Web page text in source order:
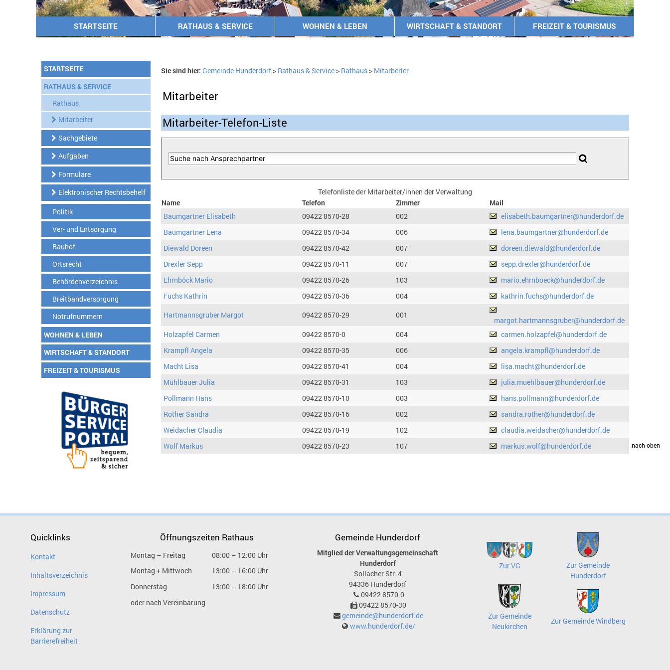
STARTSEITE RATHAUS & SERVICE WOHNEN & LEBEN WIRTSCHAFT & STANDORT FREIZEIT & TOURISMUS
STARTSEITE
RATHAUS & SERVICE
Rathaus
Mitarbeiter
Sachgebiete
Aufgaben
Formulare
Elektronischer Rechtsbehelf
Politik
Ver- und Entsorgung
Bauhof
Ortsrecht
Behördenverzeichnis
Breitbandversorgung
Notrufnummern
WOHNEN & LEBEN
WIRTSCHAFT & STANDORT
FREIZEIT & TOURISMUS
Sie sind hier: Gemeinde Hunderdorf> Rathaus & Service> Rathaus> Mitarbeiter
Mitarbeiter
Mitarbeiter-Telefon-Liste
Telefonliste der Mitarbeiter/innen der Verwaltung
Name
Telefon Zimmer
Mail
Baumgartner Elisabeth
09422 8570-28 002
elisabeth.baumgartner@hunderdorf.de
Baumgartner Lena
09422 8570-34 006
lena.baumgartner@hunderdorf.de
Diewald Doreen
09422 8570-42 007
doreen.diewald@hunderdorf.de
Drexler Sepp
09422 8570-11 007
sepp.drexler@hunderdorf.de
Ehrnböck Mario
09422 8570-26 103
mario.ehrnboeck@hunderdorf.de
Fuchs Kathrin
09422 8570-36 004
kathrin.fuchs@hunderdorf.de
Hartmannsgruber Margot
09422 8570-29 001
margot.hartmannsgruber@hunderdorf.de
Holzapfel Carmen
09422 8570-0 004
carmen.holzapfel@hunderdorf.de
Krampfl Angela
09422 8570-35 006
angela.krampfl@hunderdorf.de
Macht Lisa
09422 8570-41 004
lisa.macht@hunderdorf.de
Mühlbauer Julia
09422 8570-31 103
julia.muehlbauer@hunderdorf.de
Pollmann Hans
09422 8570-10 003
hans.pollmann@hunderdorf.de
Rother Sandra
09422 8570-16 002
sandra.rother@hunderdorf.de
Weidacher Claudia
09422 8570-19 102
claudia.weidacher@hunderdorf.de
Wolf Markus
09422 8570-23 107 markus.wolf@hunderdorf.dedrucken nach oben
Quicklinks
Kontakt
Inhaltsverzeichnis
Impressum
Datenschutz
Erklärung zur
Barrierefreiheit
Öffnungszeiten Rathaus
Montag – Freitag
08:00 – 12:00 Uhr
Montag + Mittwoch
13:00 – 16:00 Uhr
Donnerstag
13:00 – 18:00 Uhr
oder nach Vereinbarung
Gemeinde Hunderdorf
Mitglied der Verwaltungsgemeinschaft
Hunderdorf
Sollacher Str. 4
94336 Hunderdorf
09422 8570-0
09422 8570-30
gemeinde@hunderdorf.de
www.hunderdorf.de/
Zur VG
Zur Gemeinde
Hunderdorf
Zur Gemeinde
Neukirchen
Zur Gemeinde Windberg